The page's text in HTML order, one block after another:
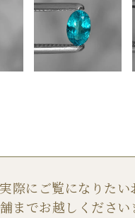
際にご覧になりたい
までお越しください